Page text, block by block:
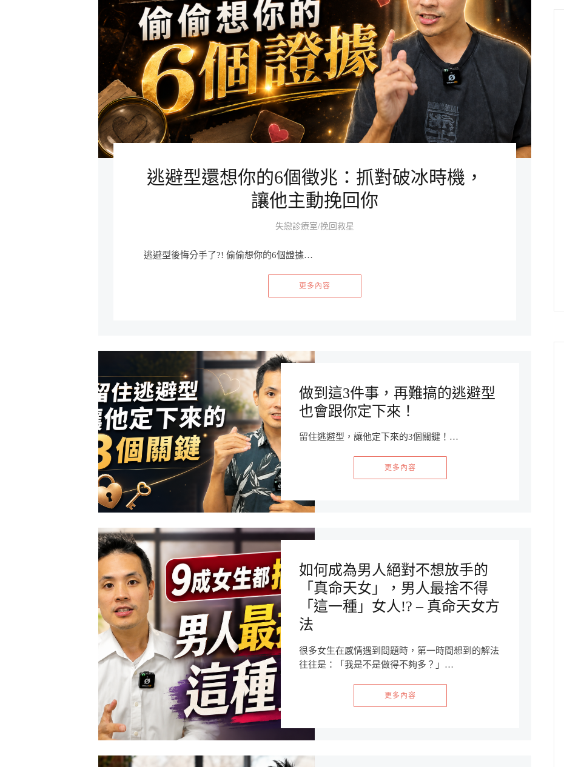
逃避型還想你的6個徵兆：抓對破冰時機，
讓他主動挽回你
失戀診療室/挽回救星
逃避型後悔分手了?! 偷偷想你的6個證據…
更多內容
做到這3件事，再難搞的逃避型
也會跟你定下來！
留住逃避型，讓他定下來的3個關鍵！…
更多內容
如何成為男人絕對不想放手的
「真命天女」，男人最捨不得
「這一種」女人!? – 真命天女方
法
很多女生在感情遇到問題時，第一時間想到的解法
往往是：「我是不是做得不夠多？」…
更多內容